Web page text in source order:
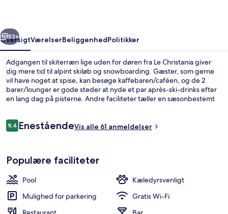
Næste
53+
OversigtVærelserBeliggenhedPolitikker
Adgangen til skiterræn lige uden for døren fra Le Christania giver
dig mere tid til alpint skiløb og snowboarding. Gæster, som gerne
vil have noget at spise, kan besøge kaffebaren/caféen, og de 2
barer/lounger er gode steder at nyde et par après-ski-drinks efter
en lang dag på pisterne. Andre faciliteter tæller en sæsonbestemt
skiudstyr.
Anmeldelser
9,49,4 ud af 10.
EneståendeVis alle 61 anmeldelser
Populære faciliteter
Pool
Kæledyrsvenligt
Mulighed for parkering
Gratis Wi-Fi